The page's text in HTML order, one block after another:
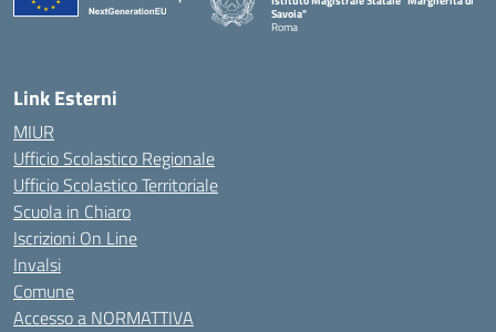
Savoia"
Roma
Link Esterni
MIUR
Ufficio Scolastico Regionale
Ufficio Scolastico Territoriale
Scuola in Chiaro
Iscrizioni On Line
Invalsi
Comune
Accesso a NORMATTIVA